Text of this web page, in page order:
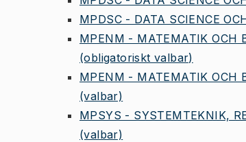
MPDSC - DATA SCIENCE
MPENM - MATEMATIK OCH
(obligatoriskt valbar)
MPENM - MATEMATIK OCH
(valbar)
MPSYS - SYSTEMTEKNIK,
(valbar)